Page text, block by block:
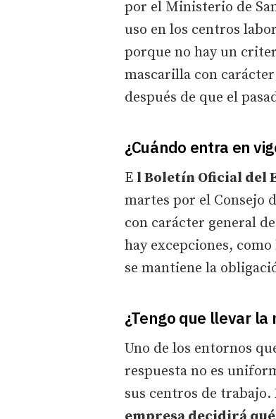
por el Ministerio de
uso en los centros
porque no hay un
mascarilla con
después de que el
¿Cuándo entra en
E l Boletín Oficial del
martes por el Consejo
con carácter general
hay excepciones,
se mantiene la
¿Tengo que llevar
Uno de los entornos
respuesta no es
sus centros de trabajo.